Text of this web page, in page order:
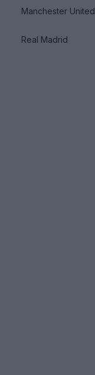
Manchester United
Real Madrid